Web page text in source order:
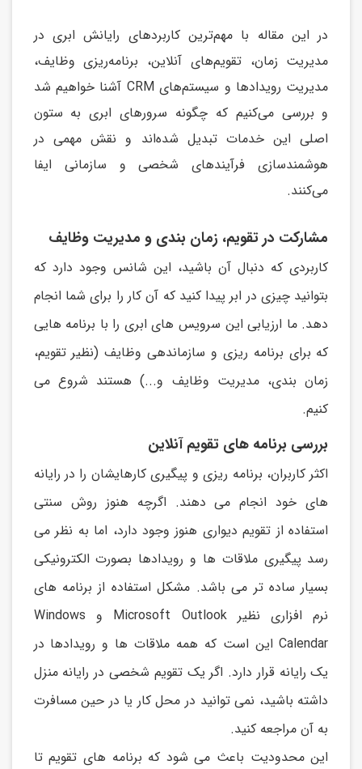
در این مقاله با مهم‌ترین کاربردهای رایانش ابری در
مدیریت زمان، تقویم‌های آنلاین، برنامه‌ریزی وظایف،
مدیریت رویدادها و سیستم‌های CRM آشنا خواهیم شد
و بررسی می‌کنیم که چگونه سرورهای ابری به ستون
اصلی این خدمات تبدیل شده‌اند و نقش مهمی در
هوشمندسازی فرآیندهای شخصی و سازمانی ایفا
می‌کنند.
مشارکت در تقویم، زمان بندی و مدیریت وظایف
کاربردی که دنبال آن باشید، اين شانس وجود دارد که
بتوانید چیزی در ابر پیدا کنید که آن کار را برای شما انجام
دهد. ما ارزيابی اين سرويس های ابری را با برنامه هايی
که برای برنامه ريزی و سازماندهی وظايف (نظیر تقويم،
زمان بندی، مديريت وظايف و...) هستند شروع می
کنیم.
بررسی برنامه های تقویم آنلاین
اکثر کاربران، برنامه ريزی و پیگیری کارهايشان را در رايانه
های خود انجام می دهند. اگرچه هنوز روش سنتی
استفاده از تقويم ديواری هنوز وجود دارد، اما به نظر می
رسد پیگیری ملاقات ها و رويدادها بصورت الکترونیکی
بسیار ساده تر می باشد. مشکل استفاده از برنامه های
نرم افزاری نظیر Microsoft Outlook و Windows
Calendar اين است که همه ملاقات ها و رويدادها در
يک رايانه قرار دارد. اگر يک تقويم شخصی در رايانه منزل
داشته باشید، نمی توانید در محل کار يا در حین مسافرت
به آن مراجعه کنید.
اين محدوديت باعث می شود که برنامه های تقويم تا